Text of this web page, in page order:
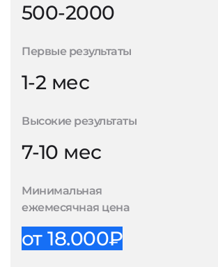
500-2000
Первые результаты
1-2 мес
Высокие результаты
7-10 мес
Минимальная
ежемесячная цена
от 18.000₽